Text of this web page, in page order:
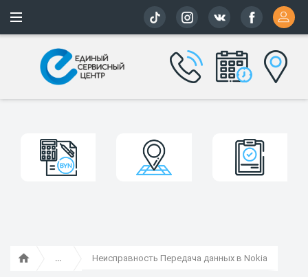
Более
Неисправность Передача данных в Nokia